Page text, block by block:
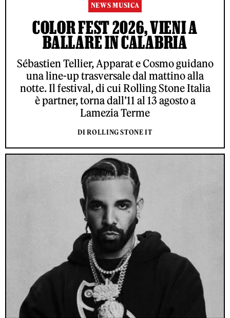
NEWS MUSICA
COLOR FEST 2026, VIENI A
BALLARE IN CALABRIA
Sébastien Tellier, Apparat e Cosmo guidano
una line-up trasversale dal mattino alla
notte. Il festival, di cui Rolling Stone Italia
è partner, torna dall’11 al 13 agosto a
Lamezia Terme
DI ROLLING STONE IT